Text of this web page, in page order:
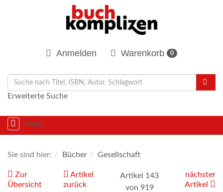
Anmelden Warenkorb 0
Erweiterte Suche
Navigation
umschalten
Menü
Sie sind hier: Bücher Gesellschaft
Zur
Übersicht
Artikel
zurück
Artikel 143
von 919
nächster
Artikel